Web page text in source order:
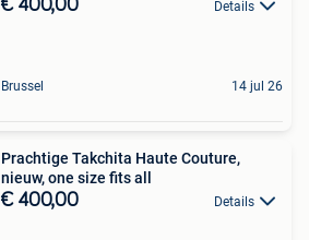
€ 400,00 Details
Brussel 14 jul 26
Prachtige Takchita Haute Couture,
nieuw, one size fits all
€ 400,00 Details